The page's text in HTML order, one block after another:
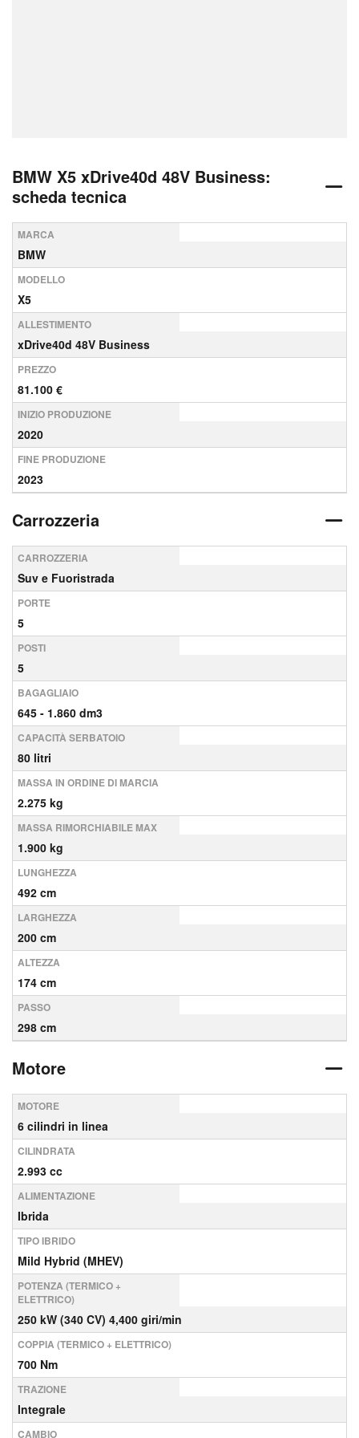
BMW X5 xDrive40d 48V Business:
scheda tecnica
MARCA
BMW
MODELLO
X5
ALLESTIMENTO
xDrive40d 48V Business
PREZZO
81.100 €
INIZIO PRODUZIONE
2020
FINE PRODUZIONE
2023
Carrozzeria
CARROZZERIA
Suv e Fuoristrada
PORTE
5
POSTI
5
BAGAGLIAIO
645 - 1.860 dm3
CAPACITÀ SERBATOIO
80 litri
MASSA IN ORDINE DI MARCIA
2.275 kg
MASSA RIMORCHIABILE MAX
1.900 kg
LUNGHEZZA
492 cm
LARGHEZZA
200 cm
ALTEZZA
174 cm
PASSO
298 cm
Motore
MOTORE
6 cilindri in linea
CILINDRATA
2.993 cc
ALIMENTAZIONE
Ibrida
TIPO IBRIDO
Mild Hybrid (MHEV)
POTENZA (TERMICO +
ELETTRICO)
250 kW (340 CV) 4,400 giri/min
COPPIA (TERMICO + ELETTRICO)
700 Nm
TRAZIONE
Integrale
CAMBIO